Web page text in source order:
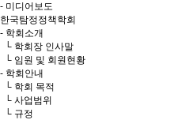
- 미디어보도
한국탐정정책학회
- 학회소개
└ 학회장 인사말
└ 임원 및 회원현황
- 학회안내
└ 학회 목적
└ 사업범위
└ 규정